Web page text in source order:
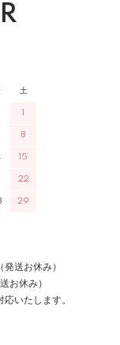
土
1
8
15
22
29
送お休み）
お休み）
いたします。